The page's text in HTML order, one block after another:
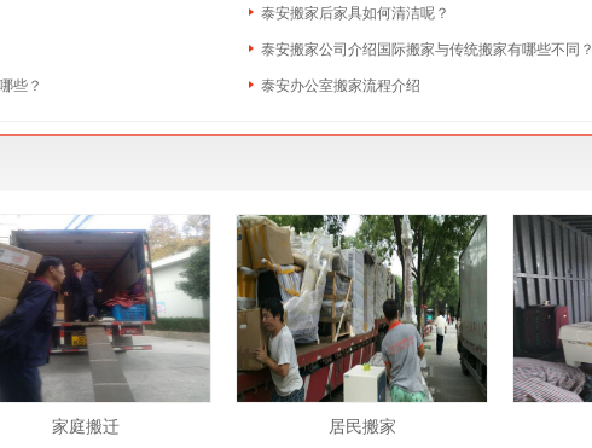
泰安搬家后家具如何清洁呢？
泰安搬家公司介绍国际搬家与传统搬家有哪些不同？
些？
泰安办公室搬家流程介绍
家庭搬迁 居民搬家